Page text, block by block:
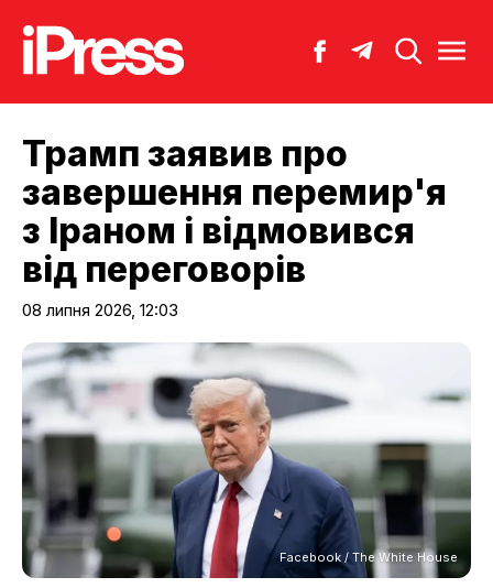
Трамп заявив про
завершення перемир'я
з Іраном і відмовився
від переговорів
08 липня 2026, 12:03
Facebook / The White House